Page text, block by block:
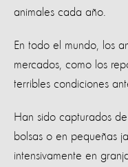
animales cada año.
En todo el mundo, los
mercados, como los
terribles condiciones
Han sido capturados
bolsas o en pequeñas
intensivamente en